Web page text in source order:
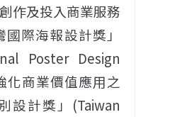
作及投入商業服務
際海報設計獎」
Poster Design
化商業價值應用之
設計獎」(Taiwan